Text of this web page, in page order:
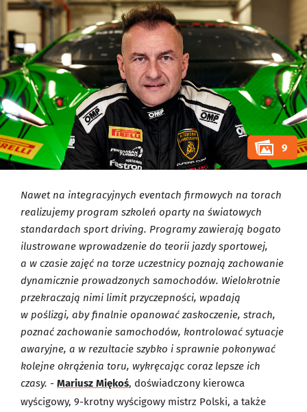
9
Nawet na integracyjnych eventach firmowych na torach
realizujemy program szkoleń oparty na światowych
standardach sport driving. Programy zawierają bogato
ilustrowane wprowadzenie do teorii jazdy sportowej,
a w czasie zajęć na torze uczestnicy poznają zachowanie
dynamicznie prowadzonych samochodów. Wielokrotnie
przekraczają nimi limit przyczepności, wpadają
w poślizgi, aby finalnie opanować zaskoczenie, strach,
poznać zachowanie samochodów, kontrolować sytuacje
awaryjne, a w rezultacie szybko i sprawnie pokonywać
kolejne okrążenia toru, wykręcając coraz lepsze ich
czasy. - Mariusz Miękoś, doświadczony kierowca
wyścigowy, 9-krotny wyścigowy mistrz Polski, a także